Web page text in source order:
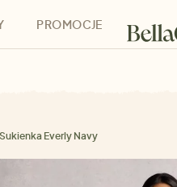
PROMOCJE
Sukienka Everly Navy